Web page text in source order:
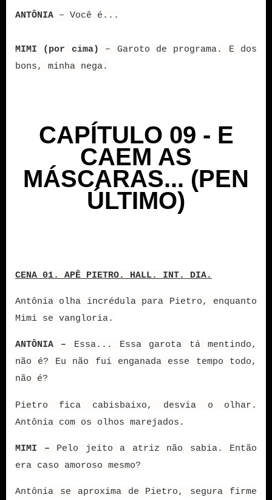
ANTÔNIA – Você é...
MIMI (por cima)
– Garoto de programa. E dos
bons, minha nega.
CAPÍTULO 09 - E
CAEM AS
MÁSCARAS... (PEN
ÚLTIMO)
CENA 01. APÊ PIETRO. HALL. INT. DIA.
Antônia olha incrédula para Pietro, enquanto
Mimi se vangloria.
ANTÔNIA – Essa... Essa garota tá mentindo,
não é? Eu não fui enganada esse tempo todo,
não é?
Pietro fica cabisbaixo, desvia o olhar.
Antônia com os olhos marejados.
MIMI – Pelo jeito a atriz não sabia. Então
era caso amoroso mesmo?
Antônia se aproxima de Pietro, segura firme